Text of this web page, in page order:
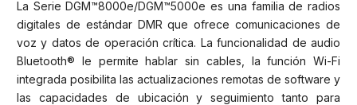
La Serie DGM™8000e/DGM™5000e es una familia de radios
digitales de estándar DMR que ofrece comunicaciones de
voz y datos de operación crítica. La funcionalidad de audio
Bluetooth® le permite hablar sin cables, la función Wi-Fi
integrada posibilita las actualizaciones remotas de software y
las capacidades de ubicación y seguimiento tanto para